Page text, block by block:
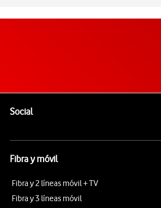
SocialEnlaces a las redes sociales de
Fibra y móvil
Fibra y 2 líneas móvil + TV
Fibra y 3 líneas móvil